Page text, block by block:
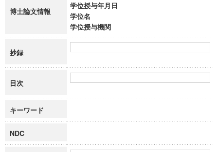
博士論文情報
学位授与年月日
学位名
学位授与機関
抄録
目次
キーワード
NDC